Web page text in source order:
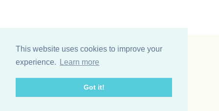
This website uses cookies to improve your
experience.
Learn more
Got it!
Vinding et co A/S
Telefon: +45 75 31 02 11